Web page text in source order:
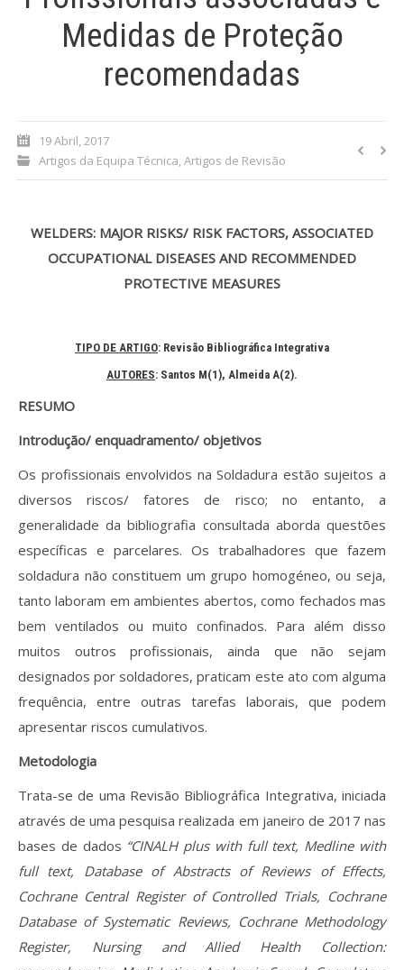
Processo de submissão
Submeta aqui
Formação Profissional
Bolsa de emprego (oferta/
procura)
Sugestões para os Leitores
Investigarem
Congressos
Artigos recentes
Como publicitar na nossa revista
Informações adicionais
Estatísticas da Revista
Medidas de Proteção
recomendadas
19 Abril, 2017
Artigos da Equipa Técnica,Artigos de Revisão
WELDERS: MAJOR RISKS/ RISK FACTORS, ASSOCIATED
OCCUPATIONAL DISEASES AND RECOMMENDED
PROTECTIVE MEASURES
TIPO DE ARTIGO: Revisão Bibliográfica Integrativa
AUTORES: Santos M(1), Almeida A(2).
RESUMO
Introdução/ enquadramento/ objetivos
Os profissionais envolvidos na Soldadura estão sujeitos a
diversos riscos/ fatores de risco; no entanto, a
generalidade da bibliografia consultada aborda questões
específicas e parcelares. Os trabalhadores que fazem
soldadura não constituem um grupo homogéneo, ou seja,
tanto laboram em ambientes abertos, como fechados mas
bem ventilados ou muito confinados. Para além disso
muitos outros profissionais, ainda que não sejam
designados por soldadores, praticam este ato com alguma
frequência, entre outras tarefas laborais, que podem
apresentar riscos cumulativos.
Metodologia
Trata-se de uma Revisão Bibliográfica Integrativa, iniciada
através de uma pesquisa realizada em janeiro de 2017 nas
bases de dados “CINALH plus with full text, Medline with
full text, Database of Abstracts of Reviews of Effects,
Cochrane Central Register of Controlled Trials, Cochrane
Database of Systematic Reviews, Cochrane Methodology
Register, Nursing and Allied Health Collection: